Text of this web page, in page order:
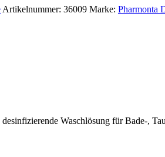
Artikelnummer: 36009 Marke: Pharmonta
desinfizierende Waschlösung für Bade-,